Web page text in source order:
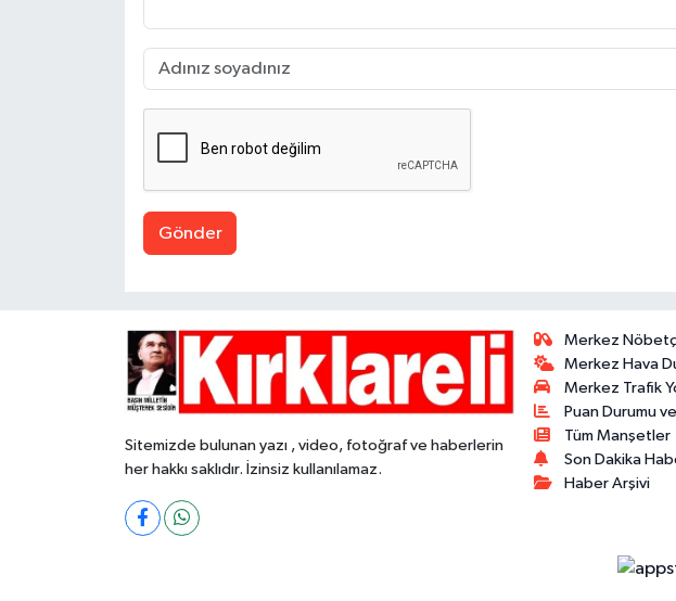
Gönder
Sitemizde bulunan yazı , video, fotoğraf ve haberlerin
her hakkı saklıdır. İzinsiz kullanılamaz.
Merkez
Merkez Hava
Merkez Trafik
Puan Durumu
Tüm Manşetler
Son Dakika
Haber Arşivi